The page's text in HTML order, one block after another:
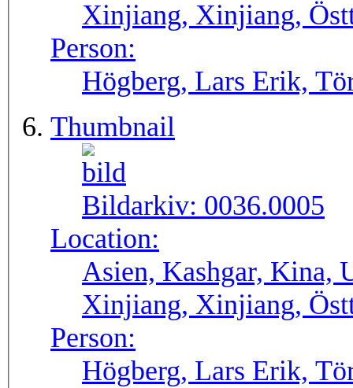
Xinjiang, Xinjiang,
Person:
Högberg, Lars Erik,
Thumbnail
Bildarkiv: 0036.0005
Location:
Asien, Kashgar, Kina,
Xinjiang, Xinjiang,
Person:
Högberg, Lars Erik,